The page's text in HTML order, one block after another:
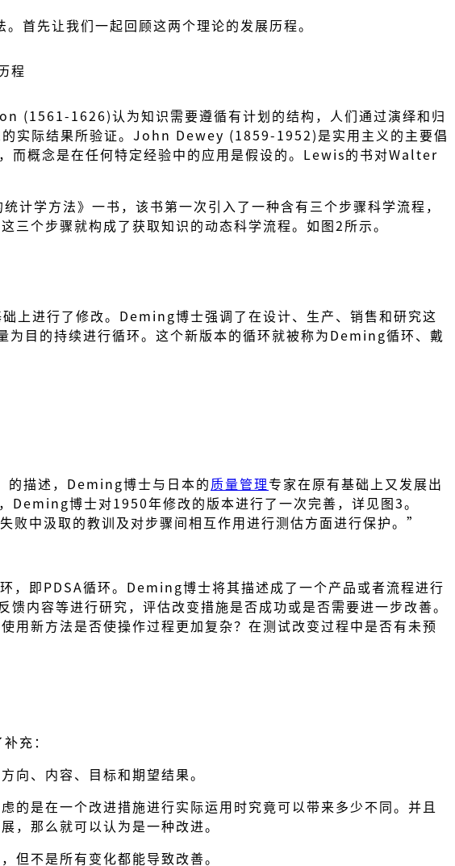
首先让我们一起回顾这两个理论的发展历程。
程
1626)认为知识需要遵循有计划的结构，人们通过演绎和归
实际结果所验证。John Dewey (1859-1952)是实用主义的主要倡
概念是在任何特定经验中的应用是假设的。Lewis的书对Walter
计学方法》一书，该书第一次引入了一种含有三个步骤科学流程，
个步骤就构成了获取知识的动态科学流程。如图2所示。
进行了修改。Deming博士强调了在设计、生产、销售和研究这
目的持续进行循环。这个新版本的循环就被称为Deming循环、戴
描述，Deming博士与日本的质量管理专家在原有基础上又发展出
博士对1950年修改的版本进行了一次完善，详见图3。
中汲取的教训及对步骤间相互作用进行测估方面进行保护。”
即PDSA循环。Deming博士将其描述成了一个产品或者流程进行
内容等进行研究，评估改变措施是否成功或是否需要进一步改善。
用新方法是否使操作过程更加复杂？在测试改变过程中是否有未预
充：
向、内容、目标和期望结果。
的是在一个改进措施进行实际运用时究竟可以带来多少不同。并且
，那么就可以认为是一种改进。
但不是所有变化都能导致改善。